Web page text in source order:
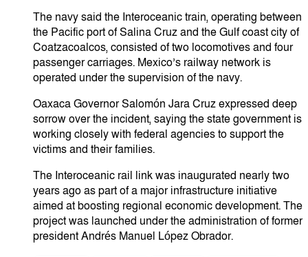
The navy said the Interoceanic train, operating between
the Pacific port of Salina Cruz and the Gulf coast city of
Coatzacoalcos, consisted of two locomotives and four
passenger carriages. Mexico’s railway network is
operated under the supervision of the navy.
Oaxaca Governor Salomón Jara Cruz expressed deep
sorrow over the incident, saying the state government is
working closely with federal agencies to support the
victims and their families.
The Interoceanic rail link was inaugurated nearly two
years ago as part of a major infrastructure initiative
aimed at boosting regional economic development. The
project was launched under the administration of former
president Andrés Manuel López Obrador.